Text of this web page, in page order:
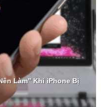
Làm” Khi iPhone Bị